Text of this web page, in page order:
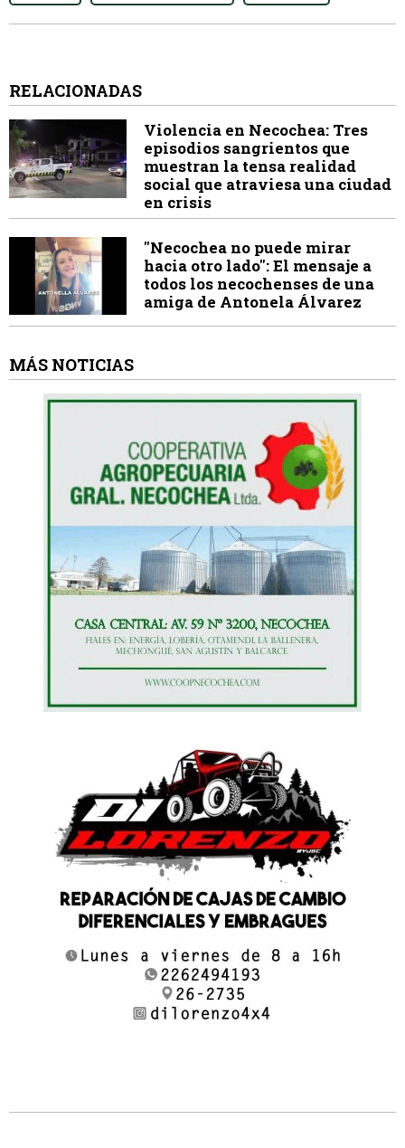
RELACIONADAS
Violencia en Necochea: Tres
episodios sangrientos que
muestran la tensa realidad
social que atraviesa una ciudad
en crisis
"Necochea no puede mirar
hacia otro lado": El mensaje a
todos los necochenses de una
amiga de Antonela Álvarez
MÁS NOTICIAS